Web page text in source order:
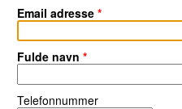
Email adresse *
Fulde navn *
Telefonnummer